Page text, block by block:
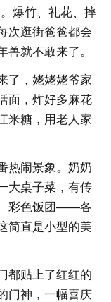
爆竹、礼花、摔
次逛街爸爸都会
兽就不敢来了。
了，姥姥姥爷家
面，炸好多麻花
米糖，用老人家
热闹景象。奶奶
大桌子菜，有传
彩色饭团——各
简直是小型的美
都贴上了红红的
门神，一幅喜庆